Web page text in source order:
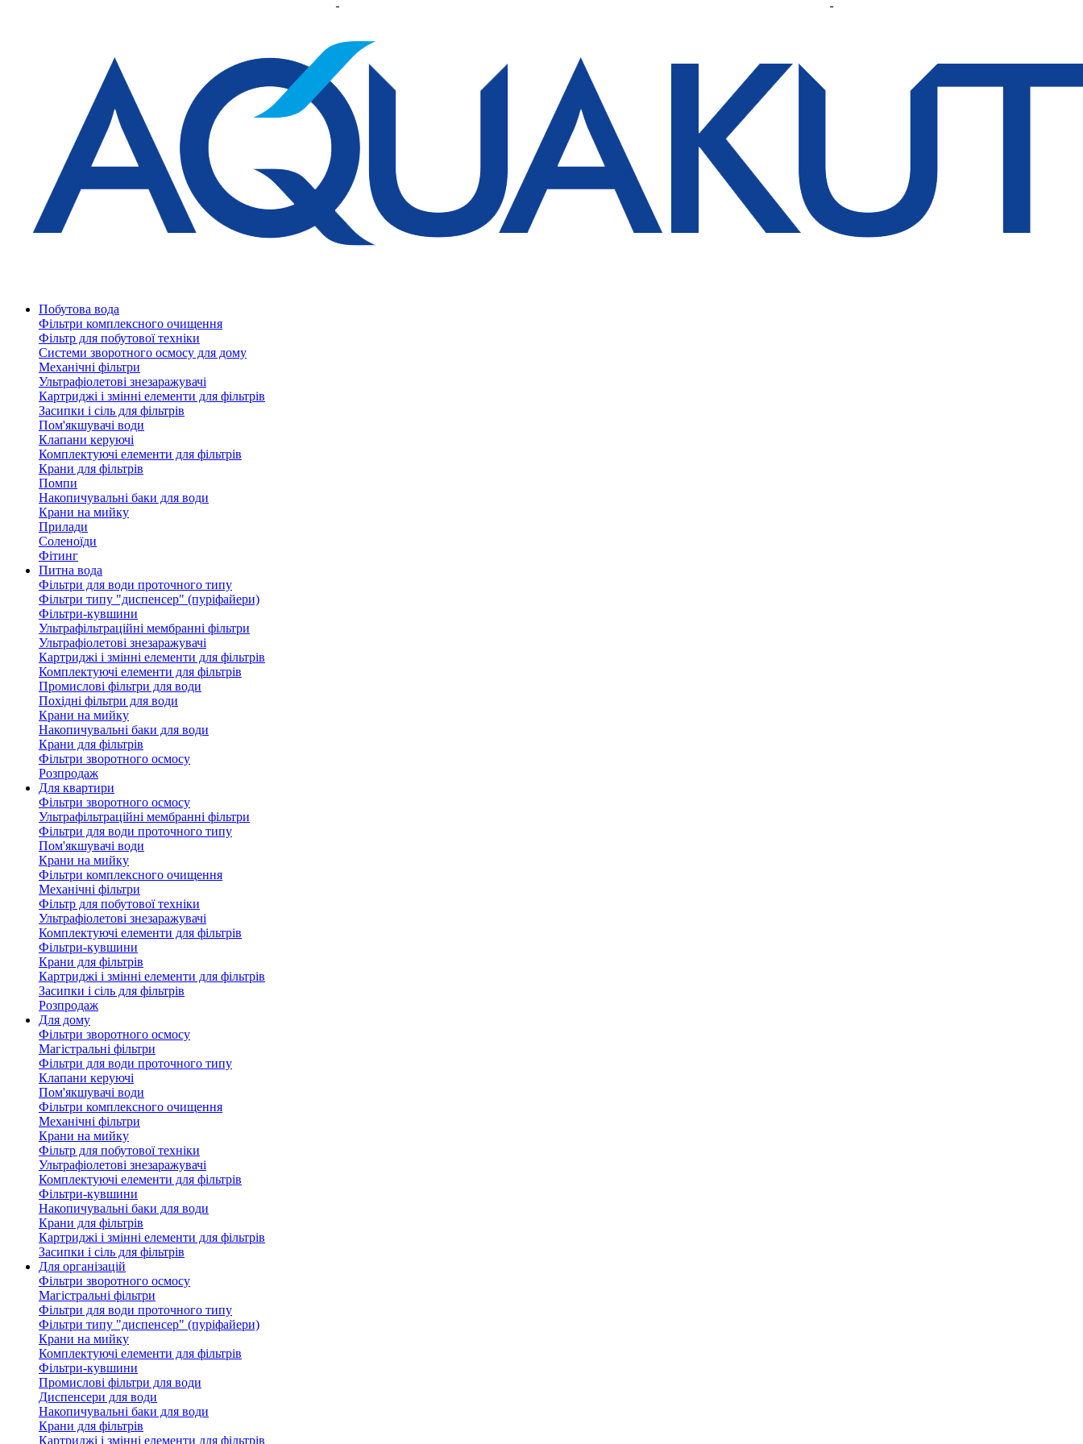
Побутова вода
Фільтри комплексного очищення
Фільтр для побутової техніки
Системи зворотного осмосу для дому
Механічні фільтри
Ультрафіолетові знезаражувачі
Картриджі і змінні елементи для фільтрів
Засипки і сіль для фільтрів
Пом'якшувачі води
Клапани керуючі
Комплектуючі елементи для фільтрів
Крани для фільтрів
Помпи
Накопичувальні баки для води
Крани на мийку
Прилади
Соленоїди
Фітинг
Питна вода
Фільтри для води проточного типу
Фільтри типу "диспенсер" (пуріфайери)
Фільтри-кувшини
Ультрафільтраційні мембранні фільтри
Ультрафіолетові знезаражувачі
Картриджі і змінні елементи для фільтрів
Комплектуючі елементи для фільтрів
Промислові фільтри для води
Похідні фільтри для води
Крани на мийку
Накопичувальні баки для води
Крани для фільтрів
Фільтри зворотного осмосу
Розпродаж
Для квартири
Фільтри зворотного осмосу
Ультрафільтраційні мембранні фільтри
Фільтри для води проточного типу
Пом'якшувачі води
Крани на мийку
Фільтри комплексного очищення
Механічні фільтри
Фільтр для побутової техніки
Ультрафіолетові знезаражувачі
Комплектуючі елементи для фільтрів
Фільтри-кувшини
Крани для фільтрів
Картриджі і змінні елементи для фільтрів
Засипки і сіль для фільтрів
Розпродаж
Для дому
Фільтри зворотного осмосу
Магістральні фільтри
Фільтри для води проточного типу
Клапани керуючі
Пом'якшувачі води
Фільтри комплексного очищення
Механічні фільтри
Крани на мийку
Фільтр для побутової техніки
Ультрафіолетові знезаражувачі
Комплектуючі елементи для фільтрів
Фільтри-кувшини
Накопичувальні баки для води
Крани для фільтрів
Картриджі і змінні елементи для фільтрів
Засипки і сіль для фільтрів
Для організацій
Фільтри зворотного осмосу
Магістральні фільтри
Фільтри для води проточного типу
Фільтри типу "диспенсер" (пуріфайери)
Крани на мийку
Комплектуючі елементи для фільтрів
Фільтри-кувшини
Промислові фільтри для води
Диспенсери для води
Накопичувальні баки для води
Крани для фільтрів
Картриджі і змінні елементи для фільтрів